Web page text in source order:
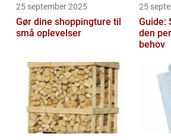
25 september 2025
Gør dine shoppingture til
små oplevelser
25
Guide:
den
behov